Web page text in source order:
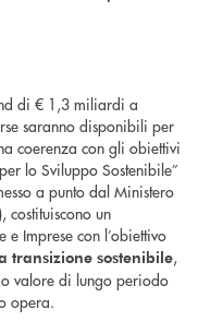
di € 1,3 miliardi a
saranno disponibili per
coerenza con gli obiettivi
lo Sviluppo Sostenibile”
a punto dal Ministero
costituiscono un
Imprese con l’obiettivo
transizione sostenibile,
valore di lungo periodo
opera.